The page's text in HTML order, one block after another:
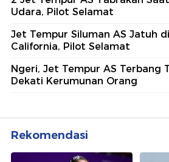
Udara, Pilot Selamat
Jet Tempur Siluman AS Jatuh
California, Pilot Selamat
Ngeri, Jet Tempur AS Terbang
Dekati Kerumunan Orang
Rekomendasi